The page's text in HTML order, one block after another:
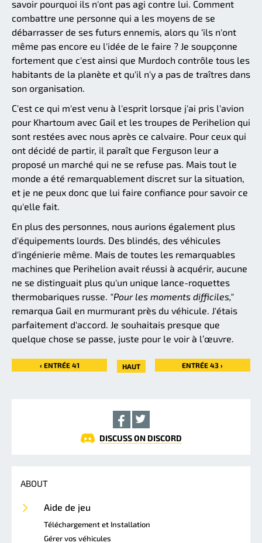
savoir pourquoi ils n'ont pas agi contre lui. Comment
combattre une personne qui a les moyens de se
débarrasser de ses futurs ennemis, alors qu ‘ils n'ont
même pas encore eu l'idée de le faire ? Je soupçonne
fortement que c'est ainsi que Murdoch contrôle tous les
habitants de la planète et qu'il n'y a pas de traîtres dans
son organisation.
C'est ce qui m'est venu à l'esprit lorsque j'ai pris l'avion
pour Khartoum avec Gail et les troupes de Perihelion qui
sont restées avec nous après ce calvaire. Pour ceux qui
ont décidé de partir, il paraît que Ferguson leur a
proposé un marché qui ne se refuse pas. Mais tout le
monde a été remarquablement discret sur la situation,
et je ne peux donc que lui faire confiance pour savoir ce
qu'elle fait.
En plus des personnes, nous aurions également plus
d'équipements lourds. Des blindés, des véhicules
d'ingénierie même. Mais de toutes les remarquables
machines que Perihelion avait réussi à acquérir, aucune
ne se distinguait plus qu'un unique lance-roquettes
thermobariques russe. "Pour les moments difficiles,"
remarqua Gail en murmurant près du véhicule. J'étais
parfaitement d'accord. Je souhaitais presque que
quelque chose se passe, juste pour le voir à l’œuvre.
‹ ENTRÉE 41 HAUT ENTRÉE 43 ›
DISCUSS ON DISCORD
ABOUT
Aide de jeu
Téléchargement et Installation
Gérer vos véhicules